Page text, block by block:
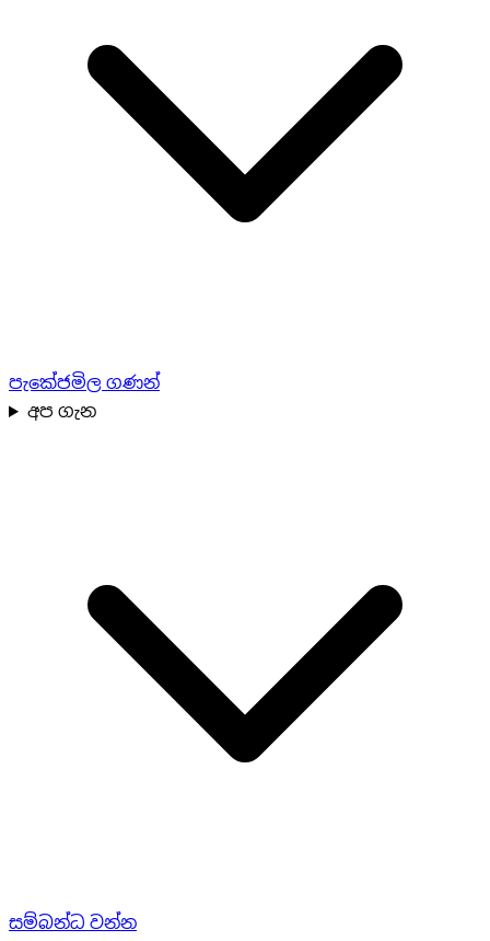
පැකේජමිල ගණන්
අප ගැන
සම්බන්ධ වන්න